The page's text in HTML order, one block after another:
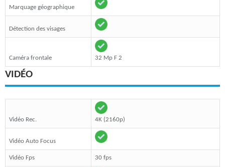
Marquage géographique
Détection des visages
Caméra frontale 32 Mp F 2
VIDÉO
Vidéo Rec. 4K (2160p)
Vidéo Auto Focus
Vidéo Fps 30 fps